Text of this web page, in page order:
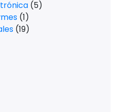
(5)
(1)
(19)